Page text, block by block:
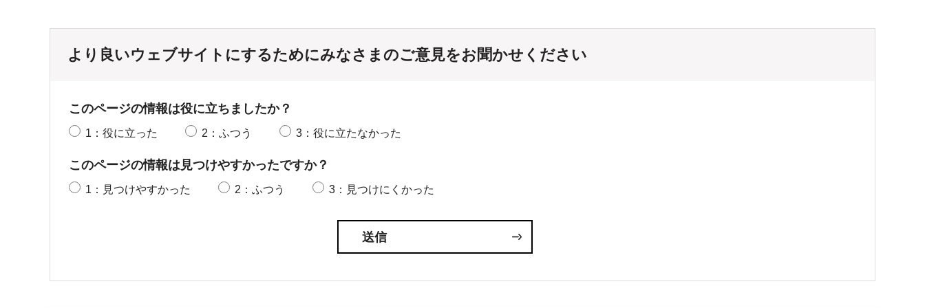
より良いウェブサイトにするためにみなさまのご意見をお聞かせください
このページの情報は役に立ちましたか？
1：役に立った 2：ふつう 3：役に立たなかった
このページの情報は見つけやすかったですか？
1：見つけやすかった 2：ふつう 3：見つけにくかった